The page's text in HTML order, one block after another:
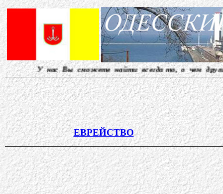
Вы сможете найти всегда то, о чем другие
ЕВРЕЙСТВО